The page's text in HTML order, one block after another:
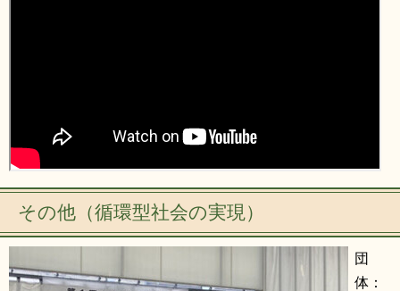
その他（循環型社会の実現）
団
体：